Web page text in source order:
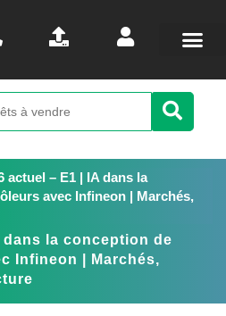
actuel – E1 | IA dans la
avec Infineon | Marchés,
dans la conception de
Infineon | Marchés,